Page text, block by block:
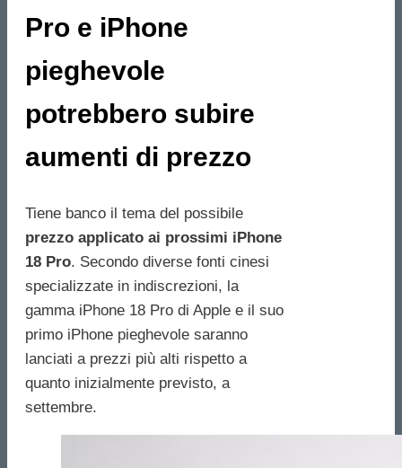
Pro e iPhone
pieghevole
potrebbero subire
aumenti di prezzo
Tiene banco il tema del possibile
prezzo applicato ai prossimi iPhone
18 Pro. Secondo diverse fonti cinesi
specializzate in indiscrezioni, la
gamma iPhone 18 Pro di Apple e il suo
primo iPhone pieghevole saranno
lanciati a prezzi più alti rispetto a
quanto inizialmente previsto, a
settembre.